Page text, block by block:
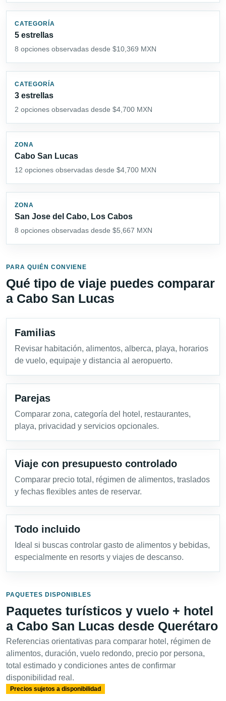
CATEGORÍA
5 estrellas
8 opciones observadas desde $10,369 MXN
CATEGORÍA
3 estrellas
2 opciones observadas desde $4,700 MXN
ZONA
Cabo San Lucas
12 opciones observadas desde $4,700 MXN
ZONA
San Jose del Cabo, Los Cabos
8 opciones observadas desde $5,667 MXN
PARA QUIÉN CONVIENE
Qué tipo de viaje puedes comparar
a Cabo San Lucas
Familias
Revisar habitación, alimentos, alberca, playa, horarios
de vuelo, equipaje y distancia al aeropuerto.
Parejas
Comparar zona, categoría del hotel, restaurantes,
playa, privacidad y servicios opcionales.
Viaje con presupuesto controlado
Comparar precio total, régimen de alimentos, traslados
y fechas flexibles antes de reservar.
Todo incluido
Ideal si buscas controlar gasto de alimentos y bebidas,
especialmente en resorts y viajes de descanso.
PAQUETES DISPONIBLES
Paquetes turísticos y vuelo + hotel
a Cabo San Lucas desde Querétaro
Referencias orientativas para comparar hotel, régimen de
alimentos, duración, vuelo redondo, precio por persona,
total estimado y condiciones antes de confirmar
disponibilidad real.
Precios sujetos a disponibilidad